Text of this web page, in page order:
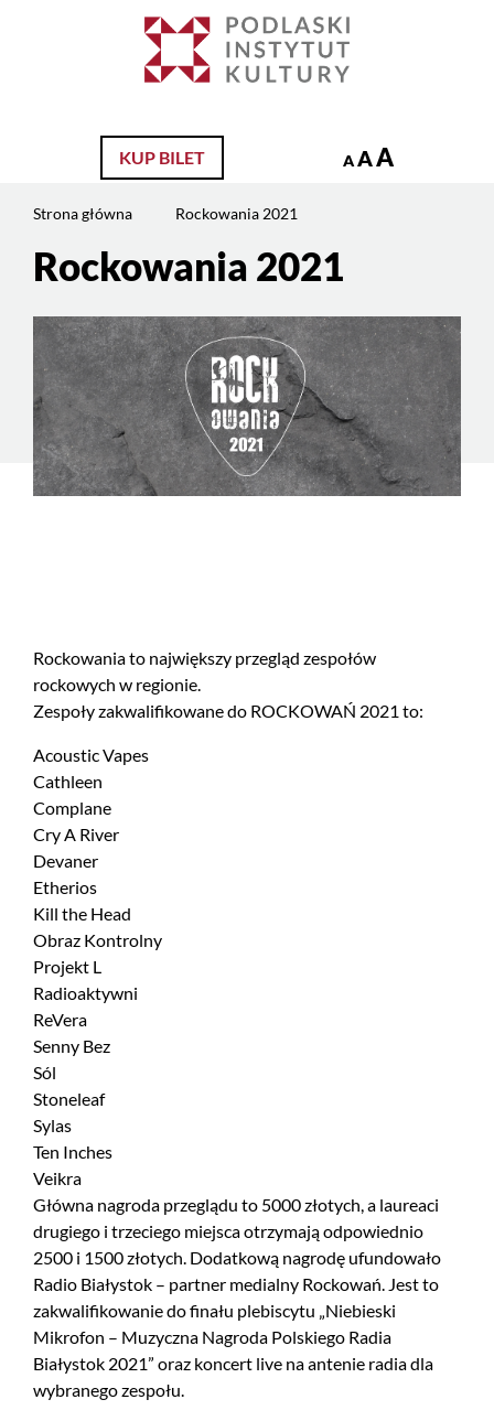
KUP BILET A AA
Strona główna Rockowania 2021
Treść
stronyRockowania 2021
Rockowania to największy przegląd zespołów
rockowych w regionie.
Zespoły zakwalifikowane do ROCKOWAŃ 2021 to:
Acoustic Vapes
Cathleen
Complane
Cry A River
Devaner
Etherios
Kill the Head
Obraz Kontrolny
Projekt L
Radioaktywni
ReVera
Senny Bez
Sól
Stoneleaf
Sylas
Ten Inches
Veikra
Główna nagroda przeglądu to 5000 złotych, a laureaci
drugiego i trzeciego miejsca otrzymają odpowiednio
2500 i 1500 złotych. Dodatkową nagrodę ufundowało
Radio Białystok – partner medialny Rockowań. Jest to
zakwalifikowanie do finału plebiscytu „Niebieski
Mikrofon – Muzyczna Nagroda Polskiego Radia
Białystok 2021” oraz koncert live na antenie radia dla
wybranego zespołu.